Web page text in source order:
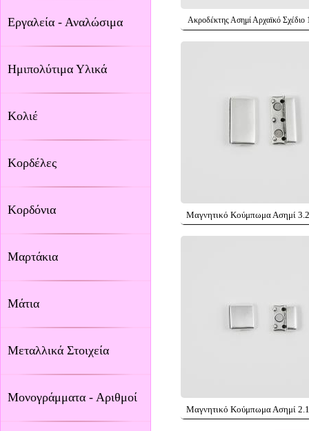
Εργαλεία - Αναλώσιμα
Ημιπολύτιμα Υλικά
Κολιέ
Κορδέλες
Κορδόνια
Μαρτάκια
Μάτια
Μεταλλικά Στοιχεία
Μονογράμματα - Αριθμοί
Ακροδέκτης Ασημί Αρχαϊκό Σχέδιο
Μαγνητικό Κούμπωμα Ασημί
Μαγνητικό Κούμπωμα Ασημί